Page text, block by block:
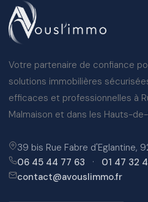
Votre partenaire de confiance
solutions immobilières
efficaces et professionnelles à
Malmaison et dans les Hauts-
39 bis Rue Fabre d'Eglantine,
06 45 44 77 63 · 01 47 32
contact@avouslimmo.fr